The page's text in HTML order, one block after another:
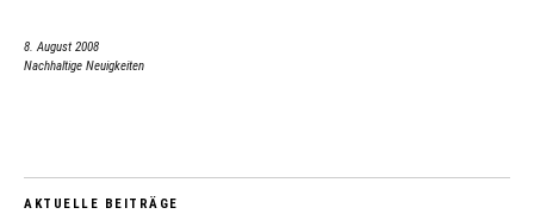
8. August 2008
Nachhaltige Neuigkeiten
AKTUELLE BEITRÄGE